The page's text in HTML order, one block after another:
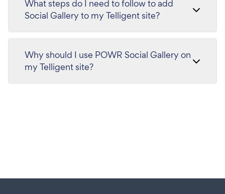
What steps do I need to follow to add
Social Gallery to my Telligent site?
Why should I use POWR Social Gallery on
my Telligent site?